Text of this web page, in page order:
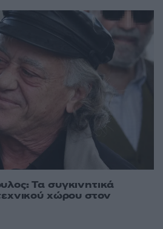
Τα συγκινητικά
χώρου στον